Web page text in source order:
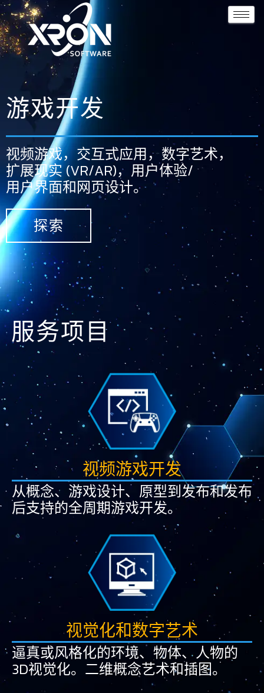
游戏开发
视频游戏，交互式应用，数字艺术，
扩展现实 (VR/AR)，用户体验/
用户界面和网页设计。
探索
服务项目
视频游戏开发​
从概念、游戏设计、原型到发布和发布
后支持的全周期游戏开发。
视觉化和数字艺术
逼真或风格化的环境、物体、人物的
3D视觉化。二维概念艺术和插图。